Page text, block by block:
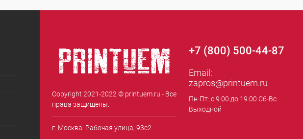
Copyright 2021-2022 © printuem.ru - Все
права защищены.
г. Москва. Рабочая улица, 93с2
+7 (800) 500-44-87
Email:
zapros@printuem.ru
Пн-Пт: с 9:00 до 19:00 Сб-Вс:
Выходной